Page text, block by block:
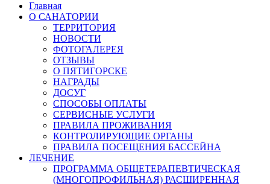
Главная
О САНАТОРИИ
ТЕРРИТОРИЯ
НОВОСТИ
ФОТОГАЛЕРЕЯ
ОТЗЫВЫ
О ПЯТИГОРСКЕ
НАГРАДЫ
ДОСУГ
СПОСОБЫ ОПЛАТЫ
СЕРВИСНЫЕ УСЛУГИ
ПРАВИЛА ПРОЖИВАНИЯ
КОНТРОЛИРУЮЩИЕ ОРГАНЫ
ПРАВИЛА ПОСЕЩЕНИЯ БАССЕЙНА
ЛЕЧЕНИЕ
ПРОГРАММА ОБЩЕТЕРАПЕВТИЧЕСКАЯ
(МНОГОПРОФИЛЬНАЯ) РАСШИРЕННАЯ